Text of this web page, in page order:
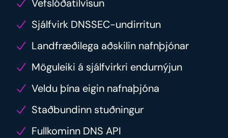
Vefslóðatilvísun
Sjálfvirk DNSSEC-undirritun
Landfræðilega aðskilin nafnþjónar
Möguleiki á sjálfvirkri endurnýjun
Veldu þína eigin nafnaþjóna
Staðbundinn stuðningur
Fullkominn DNS API